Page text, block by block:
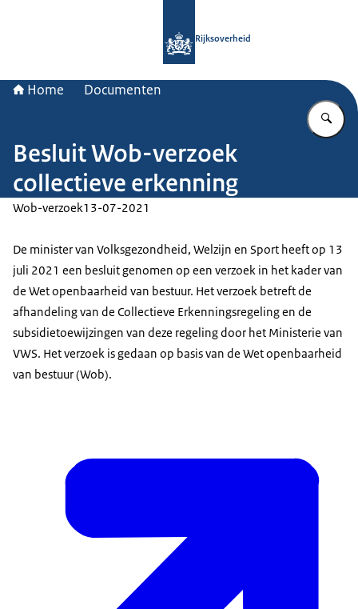
Rijksoverheid
Home Documenten
Besluit Wob-verzoek
collectieve erkenning
Wob-verzoek13-07-2021
De minister van Volksgezondheid, Welzijn en Sport heeft op 13
juli 2021 een besluit genomen op een verzoek in het kader van
de Wet openbaarheid van bestuur. Het verzoek betreft de
afhandeling van de Collectieve Erkenningsregeling en de
subsidietoewijzingen van deze regeling door het Ministerie van
VWS. Het verzoek is gedaan op basis van de Wet openbaarheid
van bestuur (Wob).